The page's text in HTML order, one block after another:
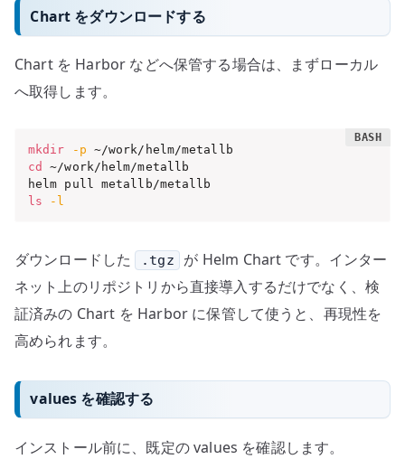
Chart をダウンロードする
Chart を Harbor などへ保管する場合は、まずローカル
へ取得します。
mkdir -p
cd
~/work/helm/metallb
ls
-l
ダウンロードした .tgz
が Helm Chart です。インター
ネット上のリポジトリから直接導入するだけでなく、検
証済みの Chart を Harbor に保管して使うと、再現性を
高められます。
values を確認する
インストール前に、既定の values を確認します。